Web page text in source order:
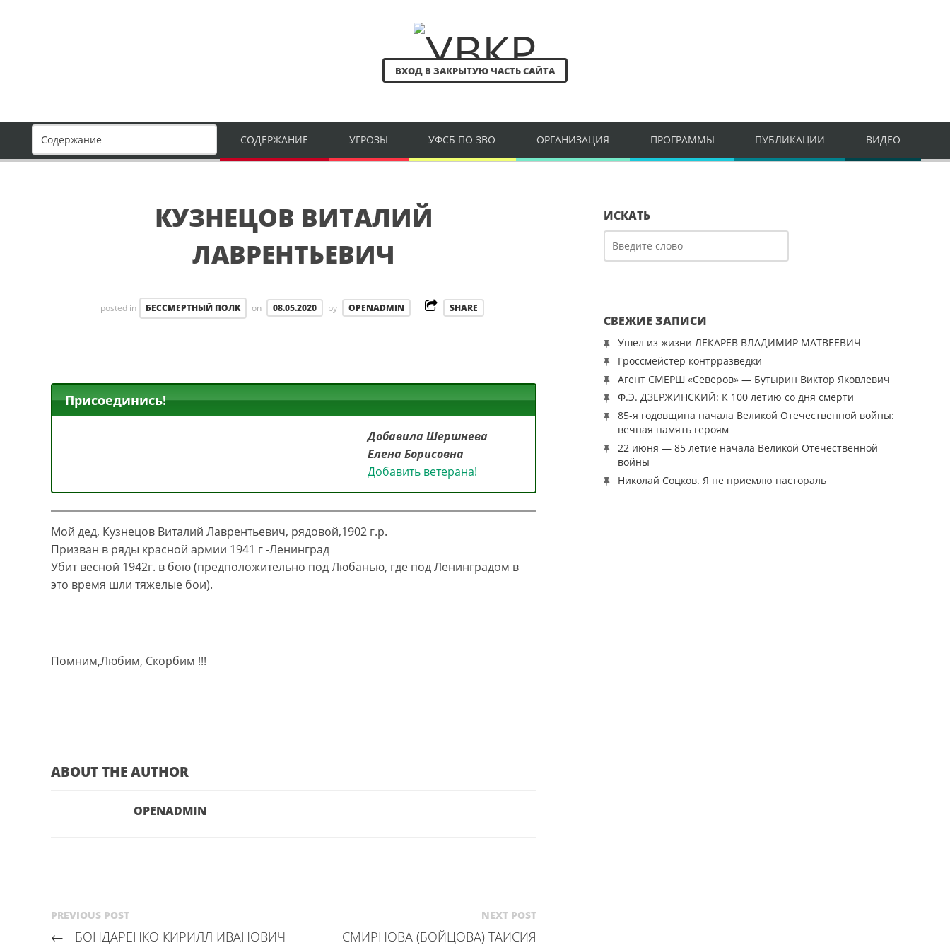
ВХОД В ЗАКРЫТУЮ ЧАСТЬ САЙТА
СОДЕРЖАНИЕ УГРОЗЫ УФСБ ПО ЗВО ОРГАНИЗАЦИЯ ПРОГРАММЫ ПУБЛИКАЦИИ ВИДЕО
КУЗНЕЦОВ ВИТАЛИЙ
ЛАВРЕНТЬЕВИЧ
posted in БЕССМЕРТНЫЙ ПОЛК on 08.05.2020 by OPENADMIN SHARE
Присоединись!
Добавила Шершнева
Елена Борисовна
Добавить ветерана!
Мой дед, Кузнецов Виталий Лаврентьевич, рядовой,1902 г.р.
Призван в ряды красной армии 1941 г -Ленинград
Убит весной 1942г. в бою (предположительно под Любанью, где под Ленинградом в
это время шли тяжелые бои).
Помним,Любим, Скорбим !!!
ABOUT THE AUTHOR
OPENADMIN
PREVIOUS POST
← БОНДАРЕНКО КИРИЛЛ ИВАНОВИЧ
NEXT POST
СМИРНОВА (БОЙЦОВА) ТАИСИЯ
ИСКАТЬ
СВЕЖИЕ ЗАПИСИ
Ушел из жизни ЛЕКАРЕВ ВЛАДИМИР МАТВЕЕВИЧ
Гроссмейстер контрразведки
Агент СМЕРШ «Северов» — Бутырин Виктор Яковлевич
Ф.Э. ДЗЕРЖИНСКИЙ: К 100 летию со дня смерти
85-я годовщина начала Великой Отечественной войны:
вечная память героям
22 июня — 85 летие начала Великой Отечественной
войны
Николай Соцков. Я не приемлю пастораль